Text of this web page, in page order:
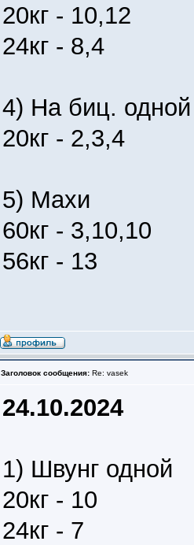
20кг - 10,12
24кг - 8,4
4) На биц. одной
20кг - 2,3,4
5) Махи
60кг - 3,10,10
56кг - 13
Заголовок сообщения: Re: vasek
24.10.2024
1) Швунг одной
20кг - 10
24кг - 7